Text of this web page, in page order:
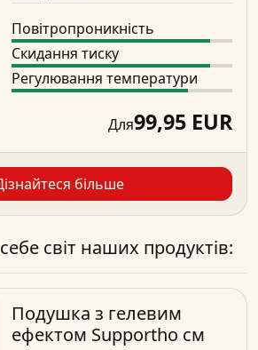
Повітропроникність
Скидання тиску
Регулювання температури
Для99,95 EUR
більше
світ наших продуктів:
Подушка з гелевим
ефектом Supportho см